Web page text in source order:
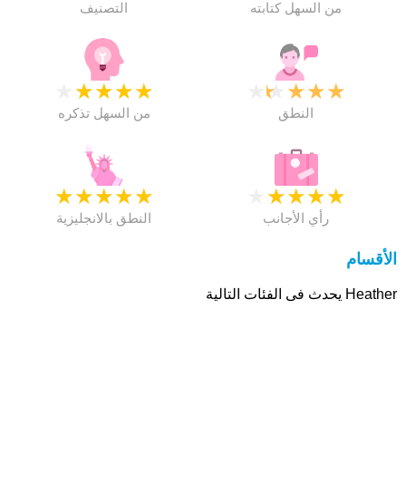
التصنيف من السهل كتابته
★
★
★
★
من السهل تذكره
★
★
★
★
النطق
★
★
★
★
★
النطق بالانجليزية
★
★
★
★
رأي الأجانب
الأقسام
Heather يحدث فى الفئات التالية